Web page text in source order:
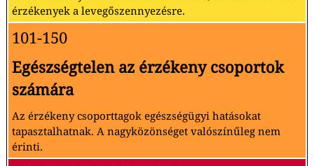
érzékenyek a levegőszennyezésre.
101-150
Egészségtelen az érzékeny csoportok
számára
Az érzékeny csoporttagok egészségügyi hatásokat
tapasztalhatnak. A nagyközönséget valószínűleg nem
érinti.